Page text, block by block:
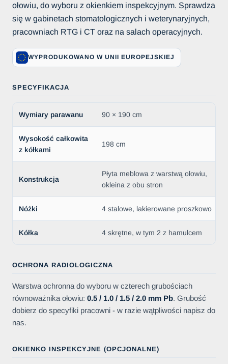
ołowiu, do wyboru z okienkiem inspekcyjnym. Sprawdza
się w gabinetach stomatologicznych i weterynaryjnych,
pracowniach RTG i CT oraz na salach operacyjnych.
WYPRODUKOWANO W UNII EUROPEJSKIEJ
SPECYFIKACJA
Wymiary parawanu 90 × 190 cm
Wysokość całkowita
z kółkami
198 cm
Konstrukcja
Płyta meblowa z warstwą ołowiu,
okleina z obu stron
Nóżki 4 stalowe, lakierowane proszkowo
Kółka 4 skrętne, w tym 2 z hamulcem
OCHRONA RADIOLOGICZNA
Warstwa ochronna do wyboru w czterech grubościach
równoważnika ołowiu: 0.5 / 1.0 / 1.5 / 2.0 mm Pb. Grubość
dobierz do specyfiki pracowni - w razie wątpliwości napisz do
nas.
OKIENKO INSPEKCYJNE (OPCJONALNE)